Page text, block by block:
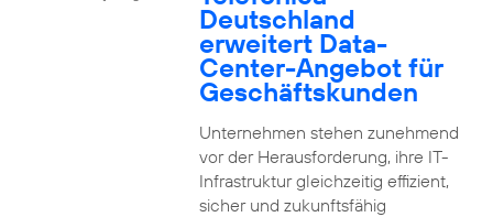
Deutschland
erweitert Data-
Center-Angebot für
Geschäftskunden
Unternehmen stehen zunehmend
vor der Herausforderung, ihre IT-
Infrastruktur gleichzeitig effizient,
sicher und zukunftsfähig